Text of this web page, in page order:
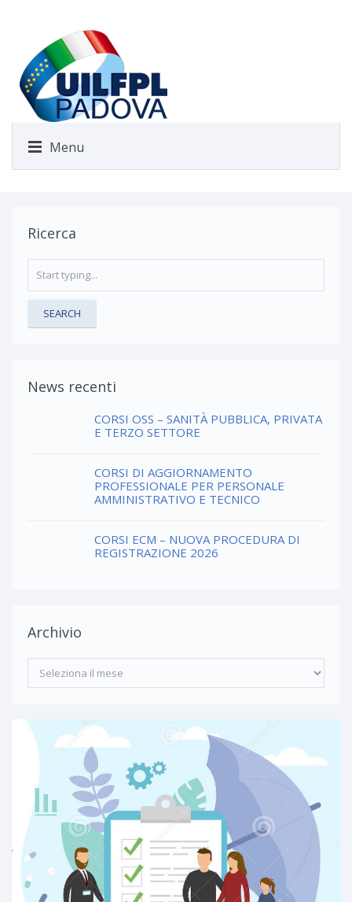
Menu
Ricerca
SEARCH
News recenti
CORSI OSS – SANITÀ PUBBLICA, PRIVATA
E TERZO SETTORE
CORSI DI AGGIORNAMENTO
PROFESSIONALE PER PERSONALE
AMMINISTRATIVO E TECNICO
CORSI ECM – NUOVA PROCEDURA DI
REGISTRAZIONE 2026
Archivio
Archivio